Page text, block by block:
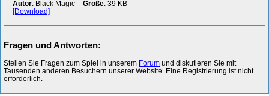
Autor: Black Magic – Größe: 39 KB
[Download]
Fragen und Antworten:
Stellen Sie Fragen zum Spiel in unserem Forum und diskutieren Sie mit
Tausenden anderen Besuchern unserer Website. Eine Registrierung ist nicht
erforderlich.